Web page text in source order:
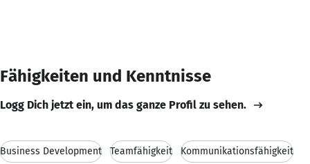
Fähigkeiten und Kenntnisse
Logg Dich jetzt ein, um das ganze Profil zu sehen.
Business Development Teamfähigkeit Kommunikationsfähigkeit